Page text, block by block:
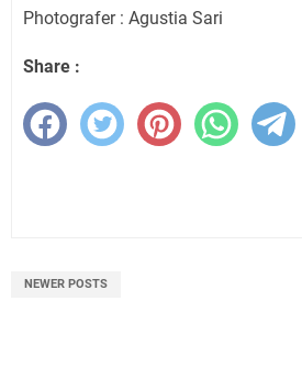
Photografer : Agustia Sari
Share :
NEWER POSTS